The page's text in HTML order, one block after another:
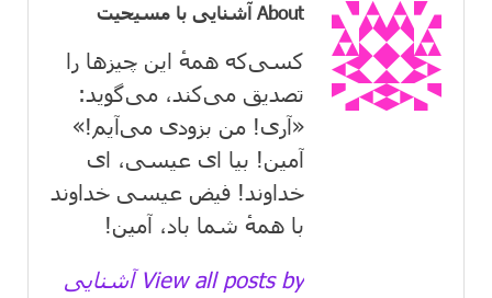
About آشنایی با مسیحیت
کسی‌که همهٔ این چیزها را
تصدیق می‌كند، می‌گوید:
«آری! من بزودی می‌آیم!»
آمین! بیا ای عیسی، ای
خداوند! فیض عیسی خداوند
با همهٔ شما باد، آمین!
View all posts by آشنایی